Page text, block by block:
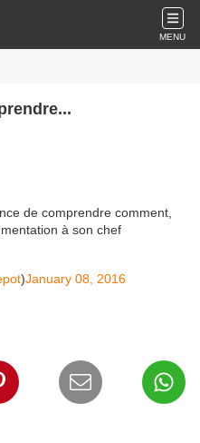
MENU
de comprendre comment,
à son chef
)January 08, 2016